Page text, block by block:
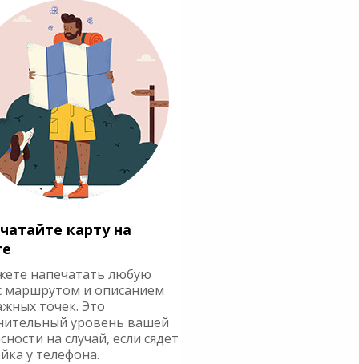
карту на
напечатать любую
маршрутом и описанием
точек. Это
уровень вашей
на случай, если сядет
у телефона.